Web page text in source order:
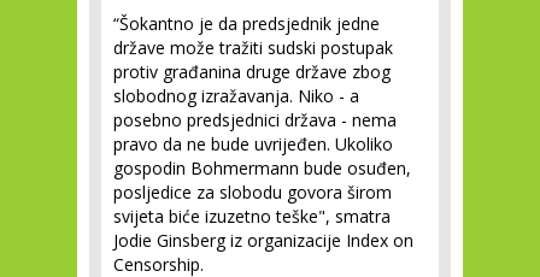
“Šokantno je da predsjednik jedne
države može tražiti sudski postupak
protiv građanina druge države zbog
slobodnog izražavanja. Niko - a
posebno predsjednici država - nema
pravo da ne bude uvrijeđen. Ukoliko
gospodin Bohmermann bude osuđen,
posljedice za slobodu govora širom
svijeta biće izuzetno teške", smatra
Jodie Ginsberg iz organizacije Index on
Censorship.